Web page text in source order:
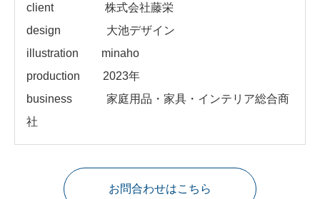
client 株式会社藤栄
design 大池デザイン
illustration minaho
production 2023年
business 家庭用品・家具・インテリア総合商
社
お問合わせはこちら